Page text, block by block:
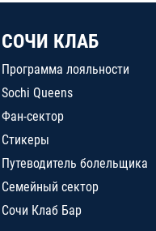
СОЧИ КЛАБ
Программа лояльности
Sochi Queens
Фан-сектор
Стикеры
Путеводитель болельщика
Семейный сектор
Сочи Клаб Бар